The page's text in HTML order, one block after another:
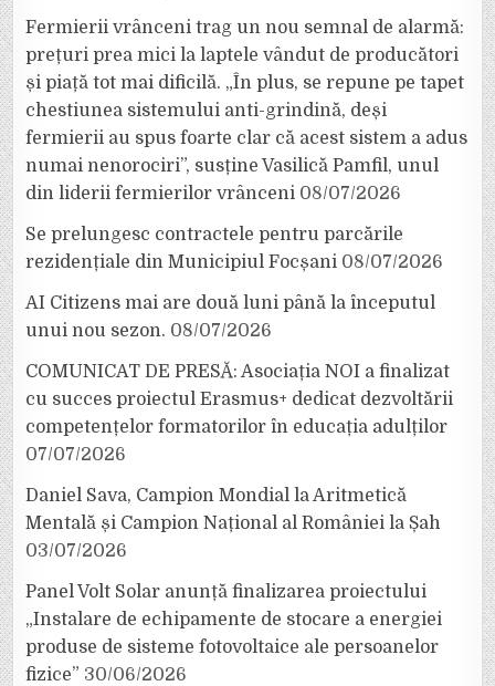
Fermierii vrânceni trag un nou semnal de alarmă:
prețuri prea mici la laptele vândut de producători
și piață tot mai dificilă. „În plus, se repune pe tapet
chestiunea sistemului anti-grindină, deși
fermierii au spus foarte clar că acest sistem a adus
numai nenorociri”, susține Vasilică Pamfil, unul
din liderii fermierilor vrânceni 08/07/2026
Se prelungesc contractele pentru parcările
rezidențiale din Municipiul Focșani 08/07/2026
AI Citizens mai are două luni până la începutul
unui nou sezon. 08/07/2026
COMUNICAT DE PRESĂ: Asociația NOI a finalizat
cu succes proiectul Erasmus+ dedicat dezvoltării
competențelor formatorilor în educația adulților
07/07/2026
Daniel Sava, Campion Mondial la Aritmetică
Mentală și Campion Național al României la Șah
03/07/2026
Panel Volt Solar anunță finalizarea proiectului
„Instalare de echipamente de stocare a energiei
produse de sisteme fotovoltaice ale persoanelor
fizice” 30/06/2026